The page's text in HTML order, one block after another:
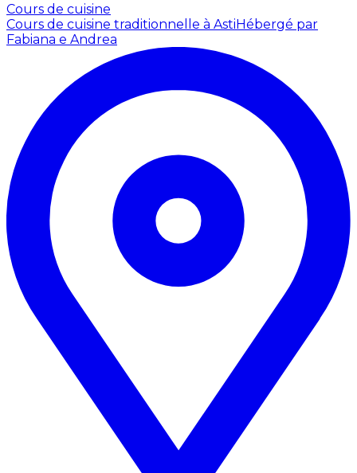
Cours de cuisine
Cours de cuisine traditionnelle à AstiHébergé par
Fabiana e Andrea